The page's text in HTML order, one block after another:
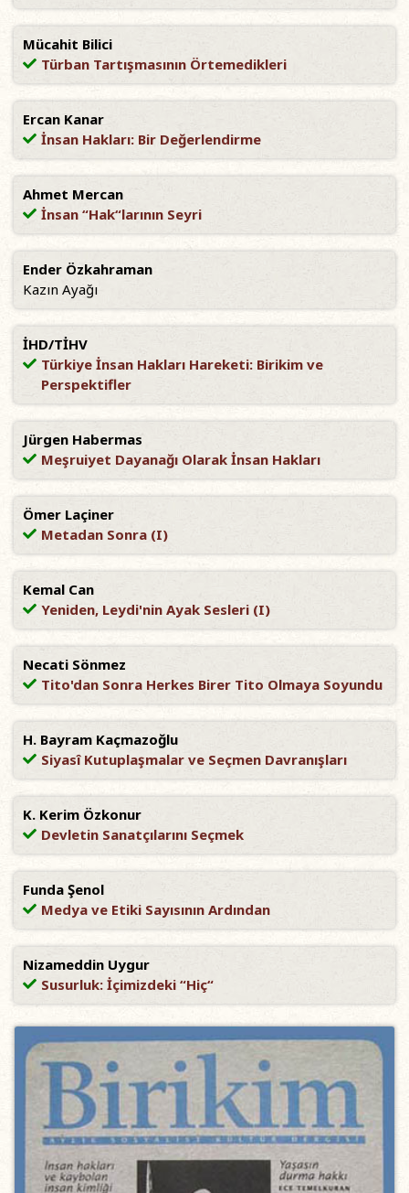
Mücahit Bilici
Türban Tartışmasının Örtemedikleri
Ercan Kanar
İnsan Hakları: Bir Değerlendirme
Ahmet Mercan
İnsan “Hak“larının Seyri
Ender Özkahraman
Kazın Ayağı
İHD/TİHV
Türkiye İnsan Hakları Hareketi: Birikim ve
Perspektifler
Jürgen Habermas
Meşruiyet Dayanağı Olarak İnsan Hakları
Ömer Laçiner
Metadan Sonra (I)
Kemal Can
Yeniden, Leydi'nin Ayak Sesleri (I)
Necati Sönmez
Tito'dan Sonra Herkes Birer Tito Olmaya Soyundu
H. Bayram Kaçmazoğlu
Siyasî Kutuplaşmalar ve Seçmen Davranışları
K. Kerim Özkonur
Devletin Sanatçılarını Seçmek
Funda Şenol
Medya ve Etiki Sayısının Ardından
Nizameddin Uygur
Susurluk: İçimizdeki “Hiç“